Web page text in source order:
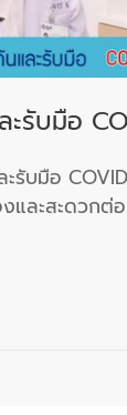
รับมือ
รับมือ
และสะดวกต่